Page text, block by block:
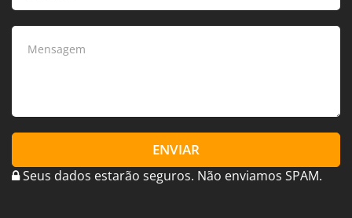
ENVIAR
Seus dados estarão seguros. Não enviamos SPAM.